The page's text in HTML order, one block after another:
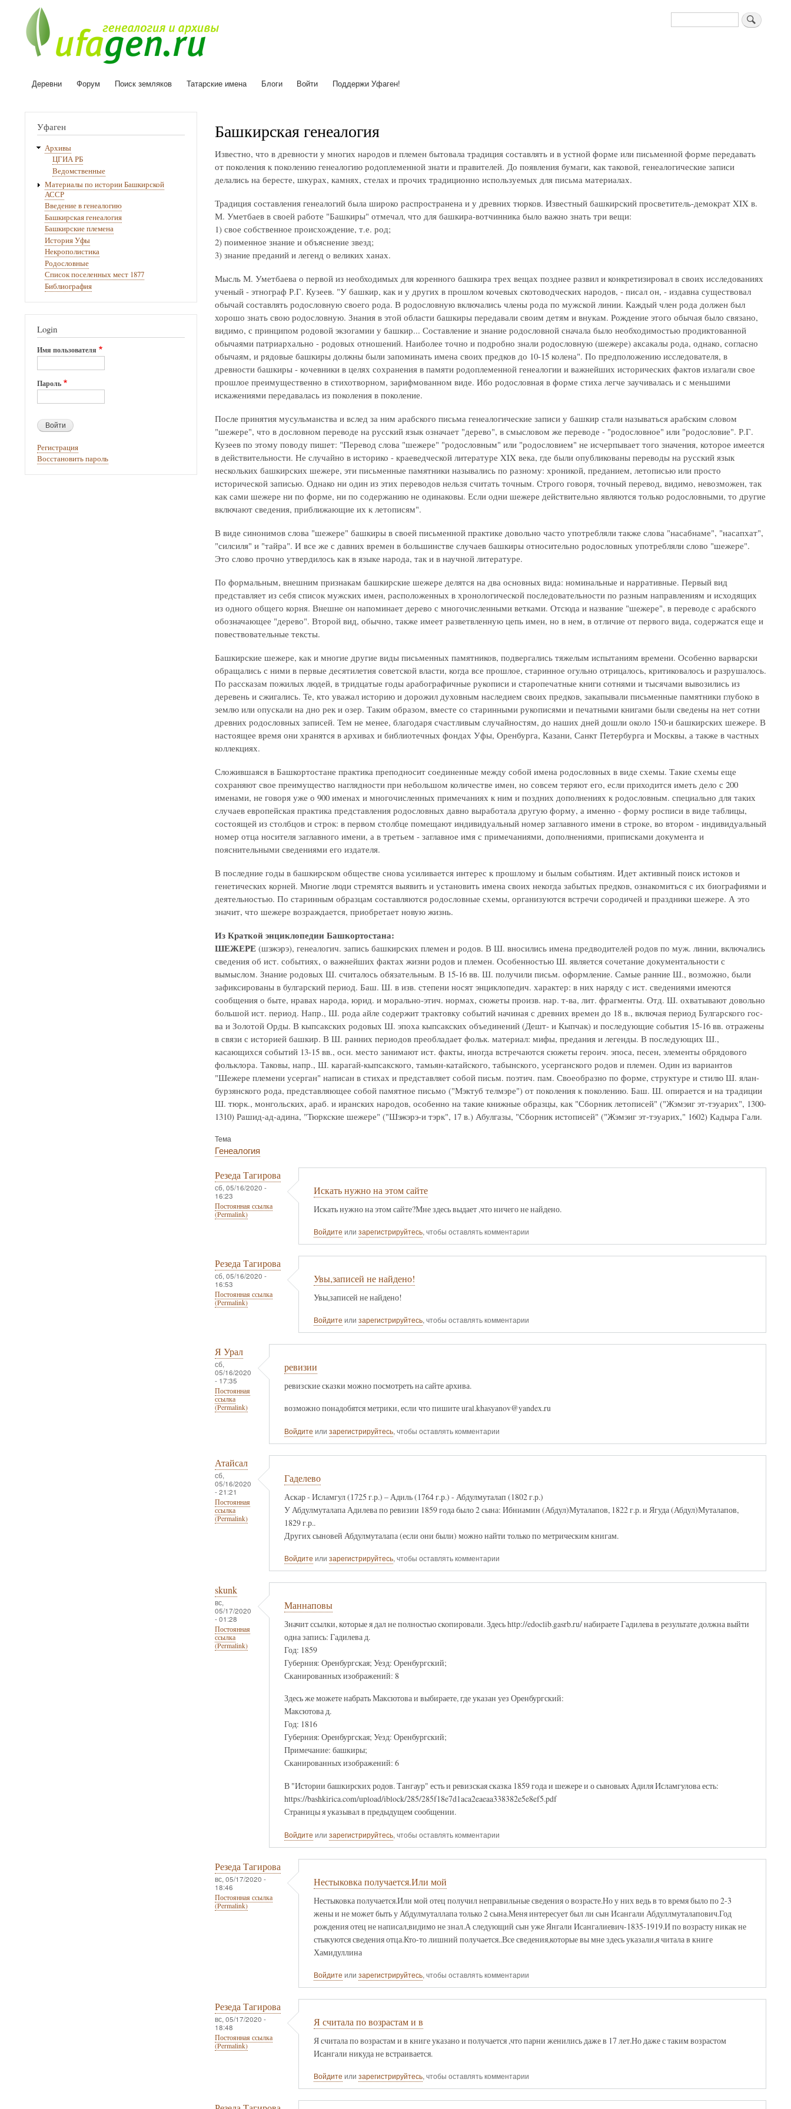
Поиск
Основная
Деревни Форум Поиск земляков Татарские имена Блоги Войти Поддержи Уфаген!
Башкирская генеалогия
Известно, что в древности у многих народов и племен бытовала традиция составлять и в устной форме или письменной форме передавать
от поколения к поколению генеалогию родоплеменной знати и правителей. До появления бумаги, как таковой, генеалогические записи
делались на бересте, шкурах, камнях, стелах и прочих традиционно используемых для письма материалах.
Традиция составления генеалогий была широко распространена и у древних тюрков. Известный башкирский просветитель-демократ XIX в.
М. Уметбаев в своей работе "Башкиры" отмечал, что для башкира-вотчинника было важно знать три вещи:
1) свое собственное происхождение, т.е. род;
2) поименное знание и объяснение звезд;
3) знание преданий и легенд о великих ханах.
Мысль М. Уметбаева о первой из необходимых для коренного башкира трех вещах позднее развил и конкретизировал в своих исследованиях
ученый - этнограф Р.Г. Кузеев. "У башкир, как и у других в прошлом кочевых скотоводческих народов, - писал он, - издавна существовал
обычай составлять родословную своего рода. В родословную включались члены рода по мужской линии. Каждый член рода должен был
хорошо знать свою родословную. Знания в этой области башкиры передавали своим детям и внукам. Рождение этого обычая было связано,
видимо, с принципом родовой экзогамии у башкир... Составление и знание родословной сначала было необходимостью продиктованной
обычаями патриархально - родовых отношений. Наиболее точно и подробно знали родословную (шежере) аксакалы рода, однако, согласно
обычаям, и рядовые башкиры должны были запоминать имена своих предков до 10-15 колена". По предположению исследователя, в
древности башкиры - кочевники в целях сохранения в памяти родоплеменной генеалогии и важнейших исторических фактов излагали свое
прошлое преимущественно в стихотворном, зарифмованном виде. Ибо родословная в форме стиха легче заучивалась и с меньшими
искажениями передавалась из поколения в поколение.
После принятия мусульманства и вслед за ним арабского письма генеалогические записи у башкир стали называться арабским словом
"шежере", что в дословном переводе на русский язык означает "дерево", в смысловом же переводе - "родословное" или "родословие". Р.Г.
Кузеев по этому поводу пишет: "Перевод слова "шежере" "родословным" или "родословием" не исчерпывает того значения, которое имеется
в действительности. Не случайно в историко - краеведческой литературе XIX века, где были опубликованы переводы на русский язык
нескольких башкирских шежере, эти письменные памятники назывались по разному: хроникой, преданием, летописью или просто
исторической записью. Однако ни один из этих переводов нельзя считать точным. Строго говоря, точный перевод, видимо, невозможен, так
как сами шежере ни по форме, ни по содержанию не одинаковы. Если одни шежере действительно являются только родословными, то другие
включают сведения, приближающие их к летописям".
В виде синонимов слова "шежере" башкиры в своей письменной практике довольно часто употребляли также слова "насабнаме", "насапхат",
"силсиля" и "тайра". И все же с давних времен в большинстве случаев башкиры относительно родословных употребляли слово "шежере".
Это слово прочно утвердилось как в языке народа, так и в научной литературе.
По формальным, внешним признакам башкирские шежере делятся на два основных вида: номинальные и нарративные. Первый вид
представляет из себя список мужских имен, расположенных в хронологической последовательности по разным направлениям и исходящих
из одного общего корня. Внешне он напоминает дерево с многочисленными ветками. Отсюда и название "шежере", в переводе с арабского
обозначающее "дерево". Второй вид, обычно, также имеет разветвленную цепь имен, но в нем, в отличие от первого вида, содержатся еще и
повествовательные тексты.
Башкирские шежере, как и многие другие виды письменных памятников, подвергались тяжелым испытаниям времени. Особенно варварски
обращались с ними в первые десятилетия советской власти, когда все прошлое, старинное огульно отрицалось, критиковалось и разрушалось.
По рассказам пожилых людей, в тридцатые годы арабографичные рукописи и старопечатные книги сотнями и тысячами вывозились из
деревень и сжигались. Те, кто уважал историю и дорожил духовным наследием своих предков, закапывали письменные памятники глубоко в
землю или опускали на дно рек и озер. Таким образом, вместе со старинными рукописями и печатными книгами были сведены на нет сотни
древних родословных записей. Тем не менее, благодаря счастливым случайностям, до наших дней дошли около 150-и башкирских шежере. В
настоящее время они хранятся в архивах и библиотечных фондах Уфы, Оренбурга, Казани, Санкт Петербурга и Москвы, а также в частных
коллекциях.
Сложившаяся в Башкортостане практика преподносит соединенные между собой имена родословных в виде схемы. Такие схемы еще
сохраняют свое преимущество наглядности при небольшом количестве имен, но совсем теряют его, если приходится иметь дело с 200
именами, не говоря уже о 900 именах и многочисленных примечаниях к ним и поздних дополнениях к родословным. специально для таких
случаев европейская практика представления родословных давно выработала другую форму, а именно - форму росписи в виде таблицы,
состоящей из столбцов и строк: в первом столбце помещают индивидуальный номер заглавного имени в строке, во втором - индивидуальный
номер отца носителя заглавного имени, а в третьем - заглавное имя с примечаниями, дополнениями, приписками документа и
пояснительными сведениями его издателя.
В последние годы в башкирском обществе снова усиливается интерес к прошлому и былым событиям. Идет активный поиск истоков и
генетических корней. Многие люди стремятся выявить и установить имена своих некогда забытых предков, ознакомиться с их биографиями и
деятельностью. По старинным образцам составляются родословные схемы, организуются встречи сородичей и праздники шежере. А это
значит, что шежере возраждается, приобретает новую жизнь.
Из Краткой энциклопедии Башкортостана:
ШЕЖЕРЕ(шэжэрэ), генеалогич. запись башкирских племен и родов. В Ш. вносились имена предводителей родов по муж. линии, включались
сведения об ист. событиях, о важнейших фактах жизни родов и племен. Особенностью Ш. является сочетание документальности с
вымыслом. Знание родовых Ш. считалось обязательным. В 15-16 вв. Ш. получили письм. оформление. Самые ранние Ш., возможно, были
зафиксированы в булгарский период. Баш. Ш. в изв. степени носят энциклопедич. характер: в них наряду с ист. сведениями имеются
сообщения о быте, нравах народа, юрид. и морально-этич. нормах, сюжеты произв. нар. т-ва, лит. фрагменты. Отд. Ш. охватывают довольно
большой ист. период. Напр., Ш. рода айле содержит трактовку событий начиная с древних времен до 18 в., включая период Булгарского гос-
ва и Золотой Орды. В кыпсакских родовых Ш. эпоха кыпсакских объединений (Дешт- и Кыпчак) и последующие события 15-16 вв. отражены
в связи с историей башкир. В Ш. ранних периодов преобладает фольк. материал: мифы, предания и легенды. В последующих Ш.,
касающихся событий 13-15 вв., осн. место занимают ист. факты, иногда встречаются сюжеты героич. эпоса, песен, элементы обрядового
фольклора. Таковы, напр., Ш. карагай-кыпсакского, тамьян-катайского, табынского, усерганского родов и племен. Один из вариантов
"Шежере племени усерган" написан в стихах и представляет собой письм. поэтич. пам. Своеобразно по форме, структуре и стилю Ш. ялан-
бурзянского рода, представляющее собой памятное письмо ("Мэктyб телмэре") от поколения к поколению. Баш. Ш. опирается и на традиции
Ш. тюрк., монгольских, араб. и иранских народов, особенно на такие книжные образцы, как "Сборник летописей" ("Жэмэиг эт-тэуарих", 1300-
1310) Рашид-ад-адина, "Тюркские шежере" ("Шэжэрэ-и тэрк", 17 в.) Абулгазы, "Сборник истописей" ("Жэмэиг эт-тэуарих," 1602) Кадыра Гали.
Тема
Генеалогия
Резеда Тагирова
сб, 05/16/2020 -
16:23
Постоянная ссылка
(Permalink)
Искать нужно на этом сайте
Искать нужно на этом сайте?Мне здесь выдает ,что ничего не найдено.
Войдите или зарегистрируйтесь, чтобы оставлять комментарии
Резеда Тагирова
сб, 05/16/2020 -
16:53
Постоянная ссылка
(Permalink)
Увы,записей не найдено!
Увы,записей не найдено!
Войдите или зарегистрируйтесь, чтобы оставлять комментарии
Я Урал
сб,
05/16/2020
- 17:35
Постоянная
ссылка
(Permalink)
ревизии
ревизские сказки можно посмотреть на сайте архива.
возможно понадобятся метрики, если что пишите ural.khasyanov@yandex.ru
Войдите или зарегистрируйтесь, чтобы оставлять комментарии
Атайсал
сб,
05/16/2020
- 21:21
Постоянная
ссылка
(Permalink)
Гаделево
Аскар - Исламгул (1725 г.р.) – Адиль (1764 г.р.) - Абдулмуталап (1802 г.р.)
У Абдулмуталапа Адилева по ревизии 1859 года было 2 сына: Ибниамин (Абдул)Муталапов, 1822 г.р. и Ягуда (Абдул)Муталапов,
1829 г.р..
Других сыновей Абдулмуталапа (если они были) можно найти только по метрическим книгам.
Войдите или зарегистрируйтесь, чтобы оставлять комментарии
skunk
вс,
05/17/2020
- 01:28
Постоянная
ссылка
(Permalink)
Маннаповы
Значит ссылки, которые я дал не полностью скопировали. Здесь http://edoclib.gasrb.ru/ набираете Гадилева в результате должна выйти
одна запись: Гадилева д.
Год: 1859
Губерния: Оренбургская; Уезд: Оренбургский;
Сканированных изображений: 8
Здесь же можете набрать Максютова и выбираете, где указан уез Оренбургский:
Максютова д.
Год: 1816
Губерния: Оренбургская; Уезд: Оренбургский;
Примечание: башкиры;
Сканированных изображений: 6
В "Истории башкирских родов. Тангаур" есть и ревизская сказка 1859 года и шежере и о сыновьях Адиля Исламгулова есть:
https://bashkirica.com/upload/iblock/285/285f18e7d1aca2eaeaa338382e5e8ef5.pdf
Страницы я указывал в предыдущем сообщении.
Войдите или зарегистрируйтесь, чтобы оставлять комментарии
Резеда Тагирова
вс, 05/17/2020 -
18:46
Постоянная ссылка
(Permalink)
Нестыковка получается.Или мой
Нестыковка получается.Или мой отец получил неправильные сведения о возрасте.Но у них ведь в то время было по 2-3
жены и не может быть у Абдулмуталлапа только 2 сына.Меня интересует был ли сын Исангали Абдуллмуталапович.Год
рождения отец не написал,видимо не знал.А следующий сын уже Янгали Исангалиевич-1835-1919.И по возрасту никак не
стыкуются сведения отца.Кто-то лишний получается..Все сведения,которые вы мне здесь указали,я читала в книге
Хамидуллина
Войдите или зарегистрируйтесь, чтобы оставлять комментарии
Резеда Тагирова
вс, 05/17/2020 -
18:48
Постоянная ссылка
(Permalink)
Я считала по возрастам и в
Я считала по возрастам и в книге указано и получается ,что парни женились даже в 17 лет.Но даже с таким возрастом
Исангали никуда не встраивается.
Войдите или зарегистрируйтесь, чтобы оставлять комментарии
Уфаген
Архивы
ЦГИА РБ
Ведомственные
Материалы по истории Башкирской
АССР
Введение в генеалогию
Башкирская генеалогия
Башкирские племена
История Уфы
Некрополистика
Родословные
Список поселенных мест 1877
Библиография
Login
Имя пользователя
Пароль
Регистрация
Восстановить пароль